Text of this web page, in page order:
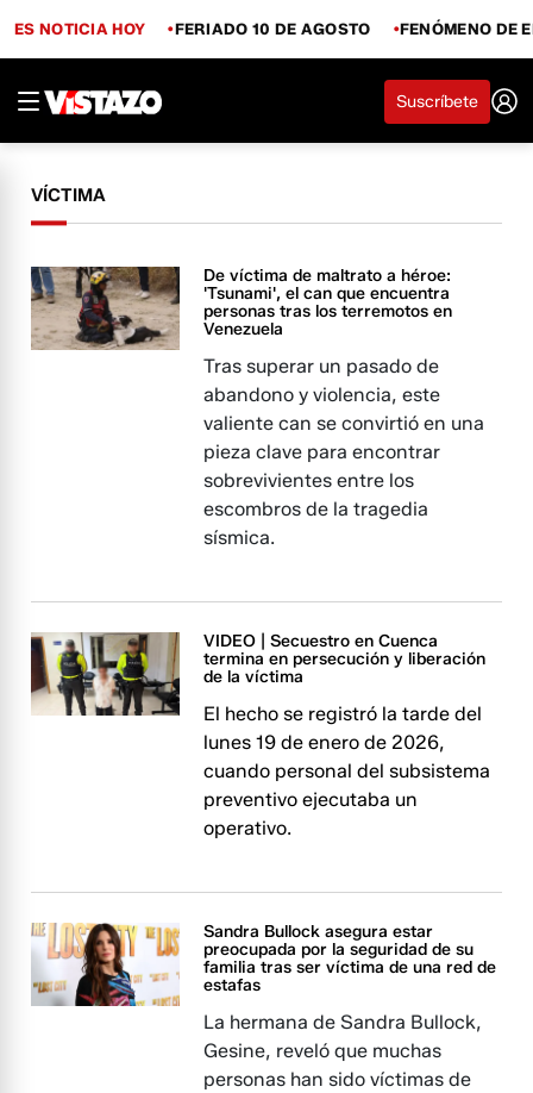
ES NOTICIA HOY FERIADO 10 DE AGOSTO FENÓMENO DE
Suscríbete
VÍCTIMA
De víctima de maltrato a héroe:
'Tsunami', el can que encuentra
personas tras los terremotos en
Venezuela
Tras superar un pasado de
abandono y violencia, este
valiente can se convirtió en una
pieza clave para encontrar
sobrevivientes entre los
escombros de la tragedia
sísmica.
VIDEO | Secuestro en Cuenca
termina en persecución y liberación
de la víctima
El hecho se registró la tarde del
lunes 19 de enero de 2026,
cuando personal del subsistema
preventivo ejecutaba un
operativo.
Sandra Bullock asegura estar
preocupada por la seguridad de su
familia tras ser víctima de una red de
estafas
La hermana de Sandra Bullock,
Gesine, reveló que muchas
personas han sido víctimas de